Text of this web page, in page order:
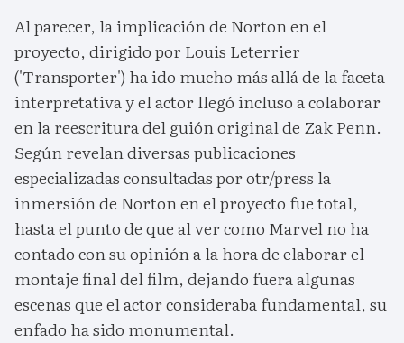
Al parecer, la implicación de Norton en el
proyecto, dirigido por Louis Leterrier
('Transporter') ha ido mucho más allá de la faceta
interpretativa y el actor llegó incluso a colaborar
en la reescritura del guión original de Zak Penn.
Según revelan diversas publicaciones
especializadas consultadas por otr/press la
inmersión de Norton en el proyecto fue total,
hasta el punto de que al ver como Marvel no ha
contado con su opinión a la hora de elaborar el
montaje final del film, dejando fuera algunas
escenas que el actor consideraba fundamental, su
enfado ha sido monumental.